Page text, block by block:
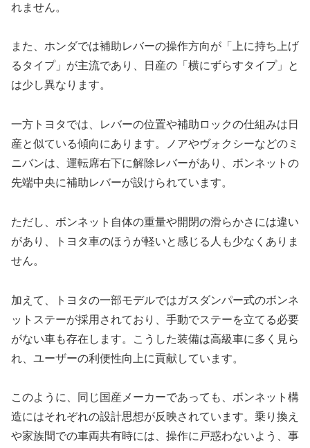
れません。
また、ホンダでは補助レバーの操作方向が「上に持ち上げ
るタイプ」が主流であり、日産の「横にずらすタイプ」と
は少し異なります。
一方トヨタでは、レバーの位置や補助ロックの仕組みは日
産と似ている傾向にあります。ノアやヴォクシーなどのミ
ニバンは、運転席右下に解除レバーがあり、ボンネットの
先端中央に補助レバーが設けられています。
ただし、ボンネット自体の重量や開閉の滑らかさには違い
があり、トヨタ車のほうが軽いと感じる人も少なくありま
せん。
加えて、トヨタの一部モデルではガスダンパー式のボンネ
ットステーが採用されており、手動でステーを立てる必要
がない車も存在します。こうした装備は高級車に多く見ら
れ、ユーザーの利便性向上に貢献しています。
このように、同じ国産メーカーであっても、ボンネット構
造にはそれぞれの設計思想が反映されています。乗り換え
や家族間での車両共有時には、操作に戸惑わないよう、事